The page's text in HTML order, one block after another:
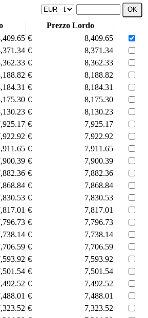
Prezzo Lordo
€
8,409.65
€
8,371.34
€
8,362.33
€
8,188.82
€
8,184.31
€
8,175.30
€
8,130.23
€
7,925.17
€
7,922.92
€
7,911.65
€
7,900.39
€
7,882.36
€
7,868.84
€
7,830.53
€
7,817.01
€
7,796.73
€
7,738.14
€
7,706.59
€
7,593.92
€
7,501.54
€
7,492.52
€
7,488.01
€
7,323.52